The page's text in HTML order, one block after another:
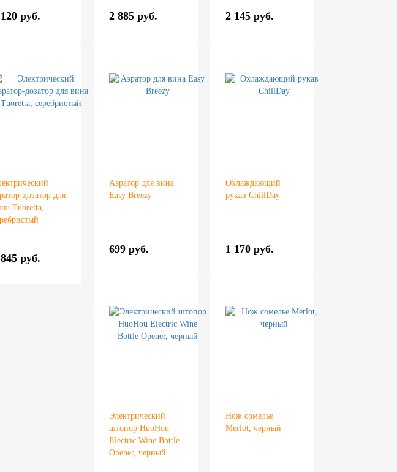
руб. 2 885 руб. 2 145 руб.
дозатор для
Tuoretta,
руб.
Аэратор для вина
Easy Breezy
699 руб.
Охлаждающий
рукав ChillDay
1 170 руб.
Электрический
штопор HuoHou
Electric Wine Bottle
Opener, черный
Нож сомелье
Merlot, черный